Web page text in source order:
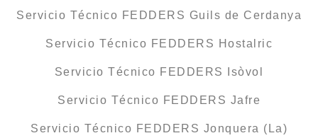
Servicio Técnico FEDDERS Guils de Cerdanya
Servicio Técnico FEDDERS Hostalric
Servicio Técnico FEDDERS Isòvol
Servicio Técnico FEDDERS Jafre
Servicio Técnico FEDDERS Jonquera (La)